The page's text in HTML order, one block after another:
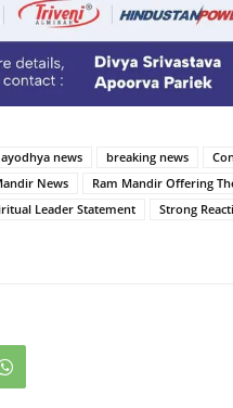
ayodhya news breaking news
News Ram Mandir Offering
Leader Statement Strong